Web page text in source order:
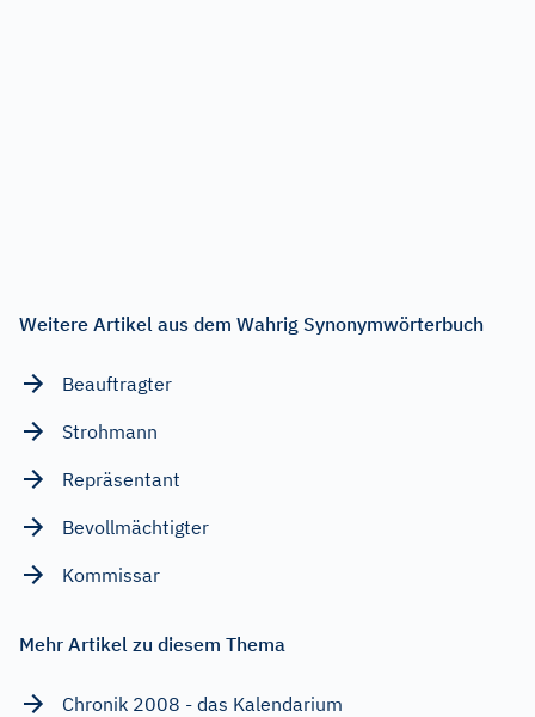
Weitere Artikel aus dem Wahrig Synonymwörterbuch
Beauftragter
Strohmann
Repräsentant
Bevollmächtigter
Kommissar
Mehr Artikel zu diesem Thema
Chronik 2008 - das Kalendarium